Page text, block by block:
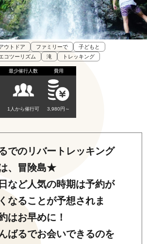
ウトドア ファミリーで
子どもと
コツーリズム 滝 トレッキング
最少催行人数
1人から催行可
費用
3,980円～
でのリバートレッキング
、冒険島★
など人気の時期は予約が
なることが予想されま
はお早めに！
ばるでお会いできるのを